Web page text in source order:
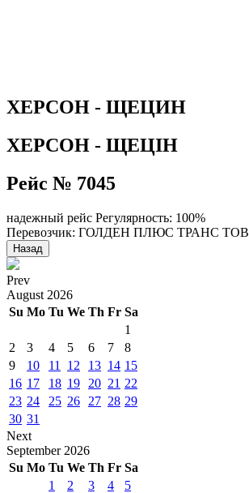
ХЕРСОН - ЩЕЦИН
ХЕРСОН - ЩЕЦІН
Рейс № 7045
надежный рейс Регулярность: 100%
Перевозчик: ГОЛДЕН ПЛЮС ТРАНС ТОВ
Назад
Prev
August 2026
Su Mo Tu We Th Fr Sa
1
2
3 4 5 6 7
8
9
10 11 12 13 14 15
16 17 18 19 20 21 22
23 24 25 26 27 28 29
30 31
Next
September 2026
Su Mo Tu We Th Fr Sa
1
2 3 4
5